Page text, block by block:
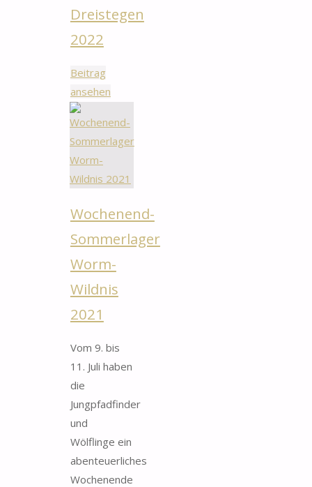
Dreistegen
2022
Beitrag
ansehen"Pfingstlager
2022"
Wochenend-
Sommerlager
Worm-
Wildnis
2021
Vom 9. bis
11. Juli haben
die
Jungpfadfinder
und
Wölflinge ein
abenteuerliches
Wochenende